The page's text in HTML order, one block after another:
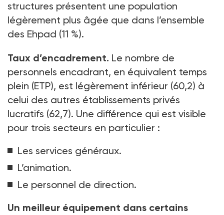
structures présentent une population
légèrement plus âgée que dans l’ensemble
des Ehpad (11 %).
Taux d’encadrement. Le nombre de
personnels encadrant, en équivalent temps
plein (ETP), est légèrement inférieur (60,2) à
celui des autres établissements privés
lucratifs (62,7). Une différence qui est visible
pour trois secteurs en particulier :
Les services généraux.
L’animation.
Le personnel de direction.
Un meilleur équipement dans certains